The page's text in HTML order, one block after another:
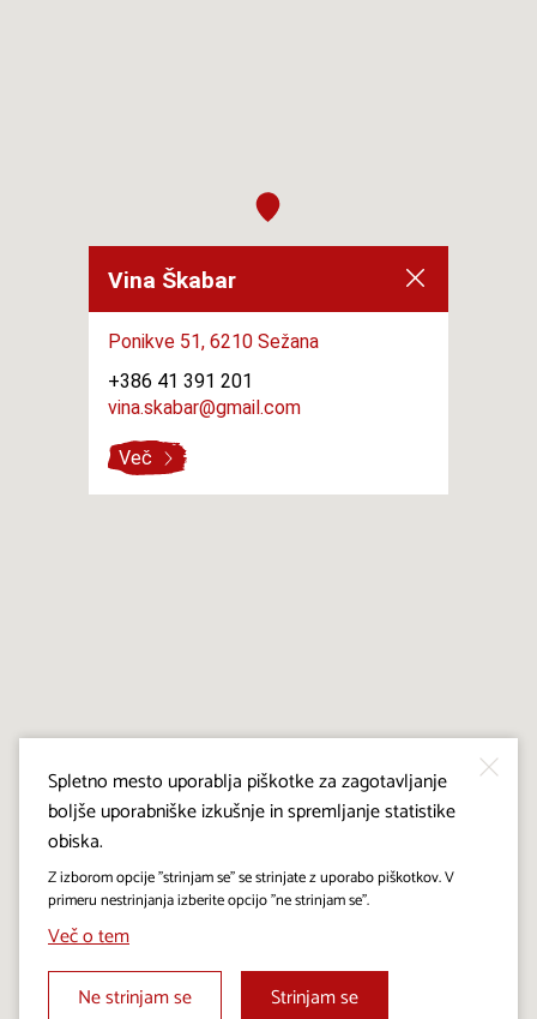
Vina Škabar
Ponikve 51, 6210 Sežana
+386 41 391 201
vina.skabar@gmail.com
Več
Spletno mesto uporablja piškotke za zagotavljanje
boljše uporabniške izkušnje in spremljanje statistike
obiska.
Z izborom opcije "strinjam se" se strinjate z uporabo piškotkov. V
primeru nestrinjanja izberite opcijo "ne strinjam se".
Več o tem
Ne strinjam se
Strinjam se